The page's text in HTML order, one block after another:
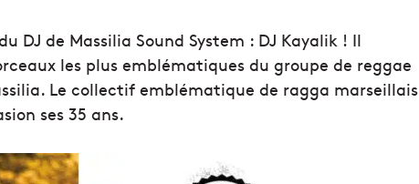
DJ de Massilia Sound System : DJ Kayalik ! Il
les plus emblématiques du groupe de reggae
Le collectif emblématique de ragga marseillais
ses 35 ans.